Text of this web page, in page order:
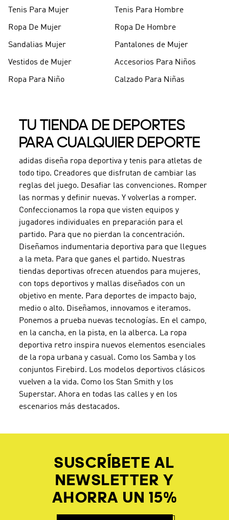
Tenis Para Mujer Tenis Para Hombre
Ropa De Mujer Ropa De Hombre
Sandalias Mujer Pantalones de Mujer
Vestidos de Mujer Accesorios Para Niños
Ropa Para Niño Calzado Para Niñas
TU TIENDA DE DEPORTES
PARA CUALQUIER DEPORTE
adidas diseña ropa deportiva y tenis para atletas de
todo tipo. Creadores que disfrutan de cambiar las
reglas del juego. Desafiar las convenciones. Romper
las normas y definir nuevas. Y volverlas a romper.
Confeccionamos la ropa que visten equipos y
jugadores individuales en preparación para el
partido. Para que no pierdan la concentración.
Diseñamos indumentaria deportiva para que llegues
a la meta. Para que ganes el partido. Nuestras
tiendas deportivas ofrecen atuendos para mujeres,
con tops deportivos y mallas diseñados con un
objetivo en mente. Para deportes de impacto bajo,
medio o alto. Diseñamos, innovamos e iteramos.
Ponemos a prueba nuevas tecnologías. En el campo,
en la cancha, en la pista, en la alberca. La ropa
deportiva retro inspira nuevos elementos esenciales
de la ropa urbana y casual. Como los Samba y los
conjuntos Firebird. Los modelos deportivos clásicos
vuelven a la vida. Como los Stan Smith y los
Superstar. Ahora en todas las calles y en los
escenarios más destacados.
SUSCRÍBETE AL
NEWSLETTER Y
AHORRA UN 15%